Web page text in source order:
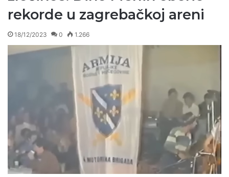
rekorde u zagrebačkoj areni
18/12/2023 0 1.266